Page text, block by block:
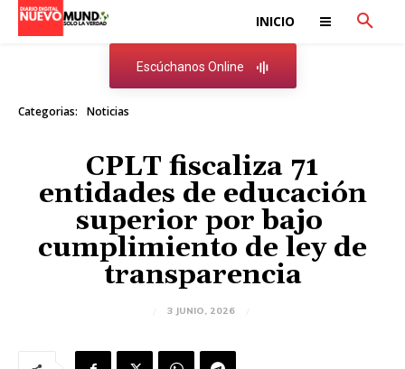
INICIO
Escúchanos Online
Categorias: Noticias
CPLT fiscaliza 71
entidades de educación
superior por bajo
cumplimiento de ley de
transparencia
3 JUNIO, 2026